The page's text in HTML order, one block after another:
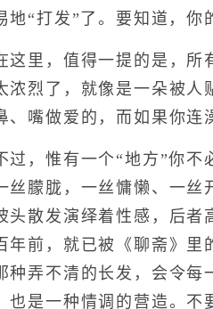
地“打发”了。要知道，
，值得一提的是，所有
浓烈了，就像是一朵被人
、嘴做爱的，而如果你连
惟有一个“地方”你不必
丝朦胧，一丝慵懒、一
头散发演绎着性感，后者
年前，就已被《聊斋》里
种弄不清的长发，会令
也是一种情调的营造。